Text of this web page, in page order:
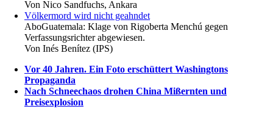
Von Nico Sandfuchs, Ankara
Völkermord wird nicht geahndet
AboGuatemala: Klage von Rigoberta Menchú gegen
Verfassungsrichter abgewiesen.
Von Inés Benítez (IPS)
Vor 40 Jahren. Ein Foto erschüttert Washingtons
Propaganda
Nach Schneechaos drohen China Mißernten und
Preisexplosion